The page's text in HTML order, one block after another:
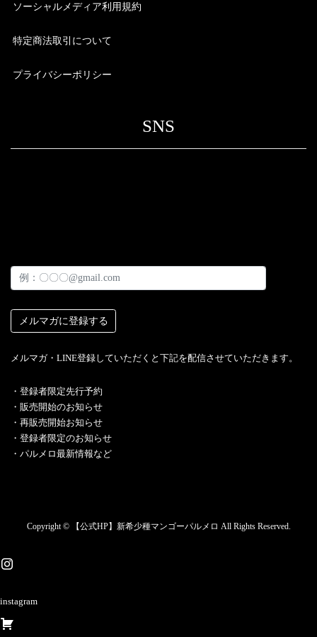
ソーシャルメディア利用規約
特定商法取引について
プライバシーポリシー
SNS
メルマガ・LINE登録していただくと下記を配信させていただきます。
・︎登録者限定先行予約
・販売開始のお知らせ
・再販売開始お知らせ
・登録者限定のお知らせ
・パルメロ最新情報など
Copyright © 【公式HP】新希少種マンゴーパルメロ All Rights Reserved.
instagram